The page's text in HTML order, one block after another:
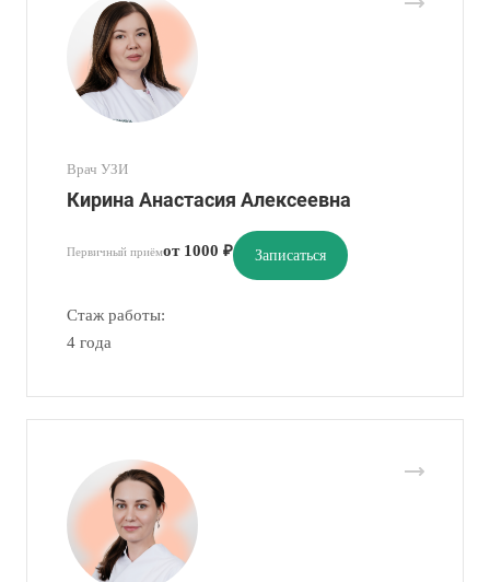
Врач УЗИ
Кирина Анастасия Алексеевна
Первичный приёмот 1000 ₽ Записаться
Стаж работы:
4 года